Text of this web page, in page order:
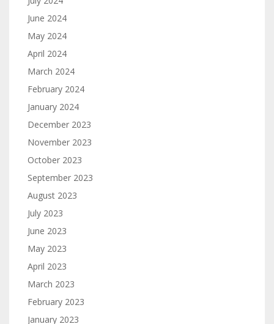
June 2024
May 2024
April 2024
March 2024
February 2024
January 2024
December 2023
November 2023
October 2023
September 2023
August 2023
July 2023
June 2023
May 2023
April 2023
March 2023
February 2023
January 2023